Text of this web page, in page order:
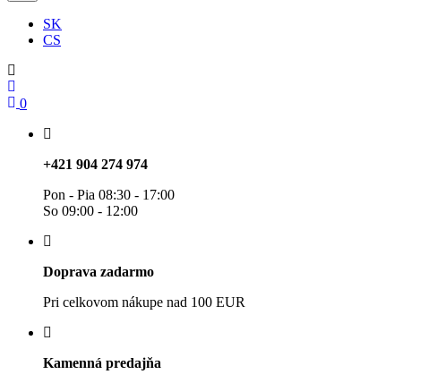
SK
CS
0
+421 904 274 974
Pon - Pia 08:30 - 17:00
So 09:00 - 12:00
Doprava zadarmo
Pri celkovom nákupe nad 100 EUR
Kamenná predajňa